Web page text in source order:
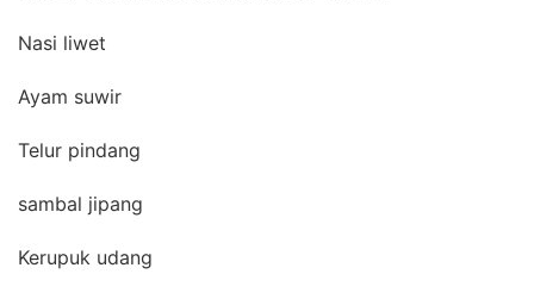
Nasi liwet
Ayam suwir
Telur pindang
sambal jipang
Kerupuk udang